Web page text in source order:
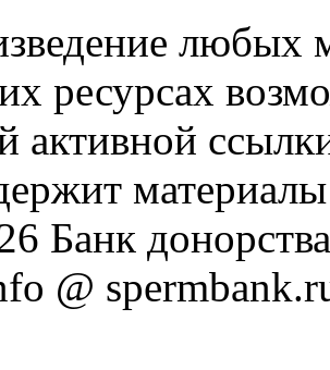
любых
ресурсах
активной
Банк
@